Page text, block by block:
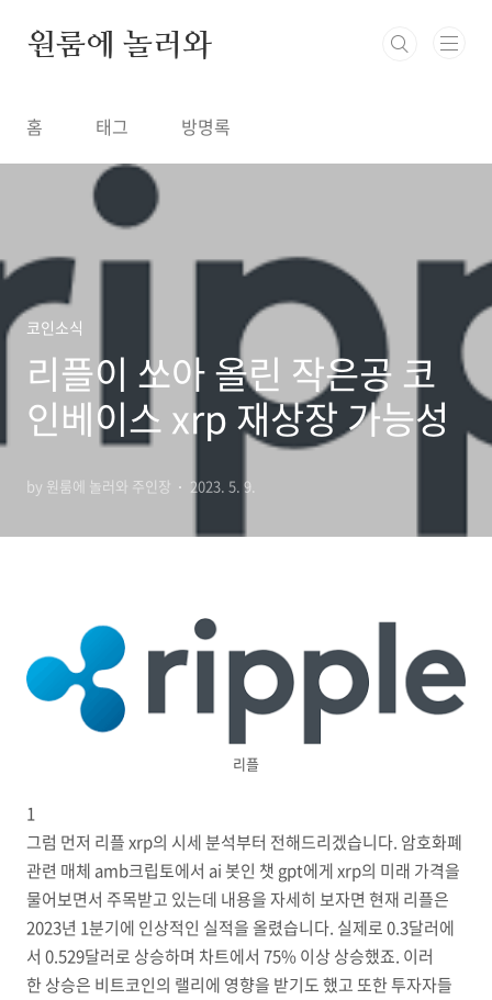
원룸에 놀러와
홈 태그 방명록
코인소식
리플이 쏘아 올린 작은공 코
인베이스 xrp 재상장 가능성
by 원룸에 놀러와 주인장 2023. 5. 9.
리플
1
그럼 먼저 리플 xrp의 시세 분석부터 전해드리겠습니다. 암호화폐
관련 매체 amb크립토에서 ai 봇인 챗 gpt에게 xrp의 미래 가격을
물어보면서 주목받고 있는데 내용을 자세히 보자면 현재 리플은
2023년 1분기에 인상적인 실적을 올렸습니다. 실제로 0.3달러에
서 0.529달러로 상승하며 차트에서 75% 이상 상승했죠. 이러
한 상승은 비트코인의 랠리에 영향을 받기도 했고 또한 투자자들